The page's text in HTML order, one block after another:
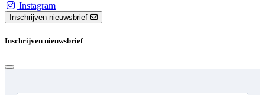
Instagram
Inschrijven nieuwsbrief
Inschrijven nieuwsbrief